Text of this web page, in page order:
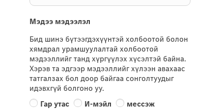
Мэдээ мэдээлэл
Бид шинэ бүтээгдэхүүнтэй холбоотой болон
хямдрал урамшуулалтай холбоотой
мэдээллийг танд хүргүүлэх хүсэлтэй байна.
Хэрэв та эдгээр мэдээллийг хүлээн авахаас
татгалзах бол доор байгаа сонголтуудыг
идэвхгүй болгоно уу.
Гар утас
И-мэйл мессэж